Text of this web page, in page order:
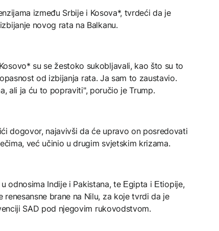
između Srbije i Kosova*, tvrdeći da je
novog rata na Balkanu.
su se žestoko sukobljavali, kao što su to
od izbijanja rata. Ja sam to zaustavio.
ali ja ću to popraviti", poručio je Trump.
dogovor, najavivši da će upravo on posredovati
već učinio u drugim svjetskim krizama.
odnosima Indije i Pakistana, te Еgipta i Еtiopije,
brane na Nilu, za koje tvrdi da je
SAD pod njegovim rukovodstvom.